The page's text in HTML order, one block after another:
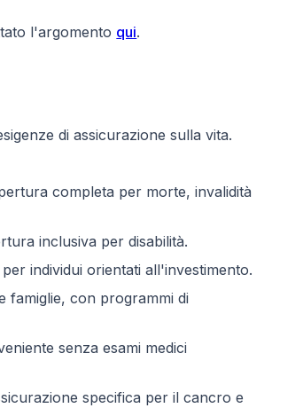
l'argomento qui.
di assicurazione sulla vita.
completa per morte, invalidità
inclusiva per disabilità.
individui orientati all'investimento.
famiglie, con programmi di
senza esami medici
specifica per il cancro e